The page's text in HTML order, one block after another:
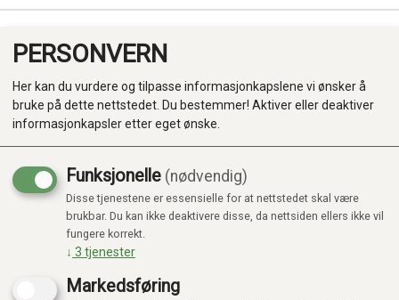
Produkter
Kategorier
PERSONVERN
Her kan du vurdere og tilpasse informasjonkapslene vi ønsker å
bruke på dette nettstedet. Du bestemmer! Aktiver eller deaktiver
informasjonkapsler etter eget ønske.
Funksjonelle (nødvendig)
Disse tjenestene er essensielle for at nettstedet skal være
brukbar. Du kan ikke deaktivere disse, da nettsiden ellers ikke vil
fungere korrekt.
↓ 3 tjenester
Markedsføring